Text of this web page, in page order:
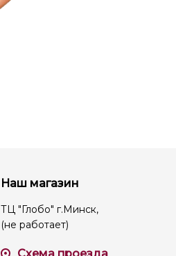
Наш магазин
ТЦ "Глобо" г.Минск,
(не работает)